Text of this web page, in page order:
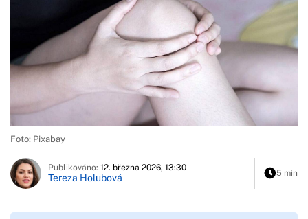
Foto: Pixabay
Publikováno: 12. března 2026, 13:30
Tereza Holubová 5 min